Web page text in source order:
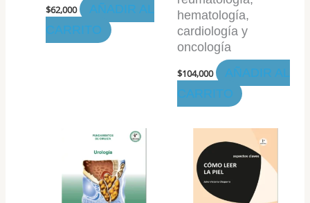
$62,000
AÑADIR AL
CARRITO
hematología,
cardiología y
oncología
$104,000
AÑADIR AL
CARRITO